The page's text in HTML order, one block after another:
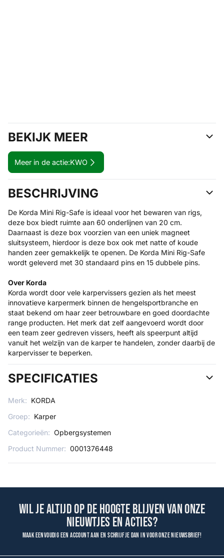
BEKIJK MEER
Meer in de actie:KWO
BESCHRIJVING
De Korda Mini Rig-Safe is ideaal voor het bewaren van rigs,
deze box biedt ruimte aan 60 onderlijnen van 20 cm.
Daarnaast is deze box voorzien van een uniek magneet
sluitsysteem, hierdoor is deze box ook met natte of koude
handen zeer gemakkelijk te openen. De Korda Mini Rig-Safe
wordt geleverd met 30 standaard pins en 15 dubbele pins.
Over Korda
Korda wordt door vele karpervissers gezien als het meest
innovatieve karpermerk binnen de hengelsportbranche en
staat bekend om haar zeer betrouwbare en goed doordachte
range producten. Het merk dat zelf aangevoerd wordt door
een team zeer gedreven vissers, heeft als speerpunt altijd
vanuit het welzijn van de karper te handelen, zonder daarbij de
karpervisser te beperken.
SPECIFICATIES
Merk: KORDA
Groep: Karper
Categorieën: Opbergsystemen
Product Nummer: 0001376448
Wil je altijd op de hoogte blijven van onze
nieuwtjes en acties?
Maak eenvoudig een account aan en schrijf je dan in voor onze nieuwsbrief!